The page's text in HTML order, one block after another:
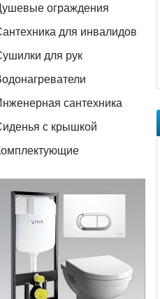
ограждения
для инвалидов
для рук
сантехника
с крышкой
душа Webert
46 004 ₽